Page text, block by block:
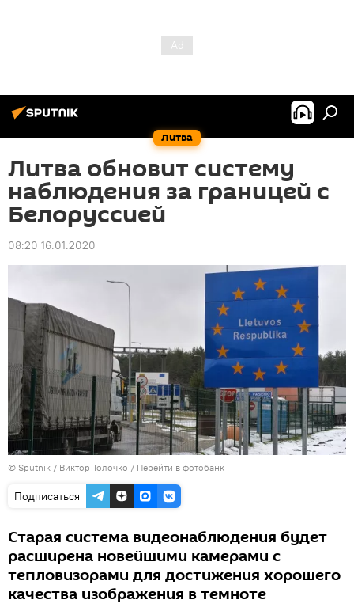
Литва
Литва обновит систему
наблюдения за границей с
Белоруссией
08:20 16.01.2020
© Sputnik / Виктор Толочко / Перейти в фотобанк
Подписаться
Старая система видеонаблюдения будет
расширена новейшими камерами с
тепловизорами для достижения хорошего
качества изображения в темноте